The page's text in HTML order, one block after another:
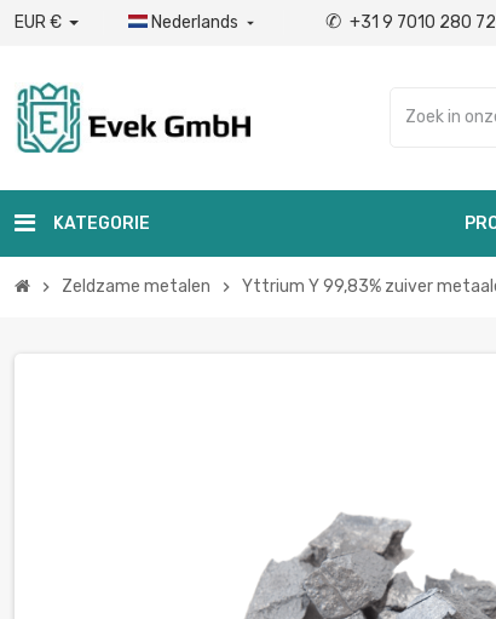
EUR € Nederlands  ✆ +31 9 7010 280
KATEGORIE
chevron_right Zeldzame metalen chevron_right Yttrium Y 99,83% zuiver